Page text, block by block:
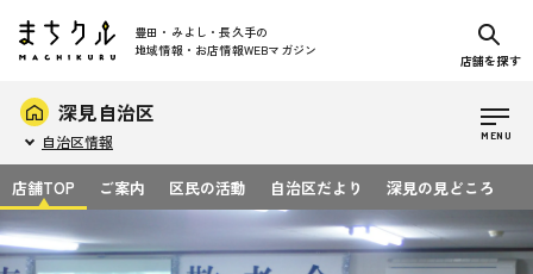
豊田・みよし・長久手の
地域情報・お店情報WEBマガジン
店舗を探す
深見自治区
自治区情報
店舗TOP ご案内 区民の活動 自治区だより 深見の見どころ